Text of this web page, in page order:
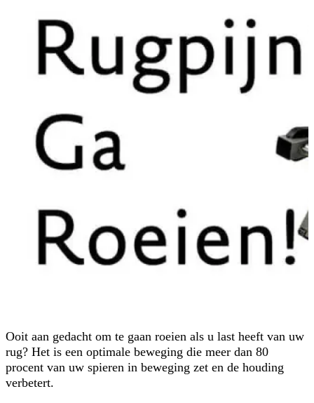
Ooit aan gedacht om te gaan roeien als u last heeft van uw
rug? Het is een optimale beweging die meer dan 80
procent van uw spieren in beweging zet en de houding
verbetert.